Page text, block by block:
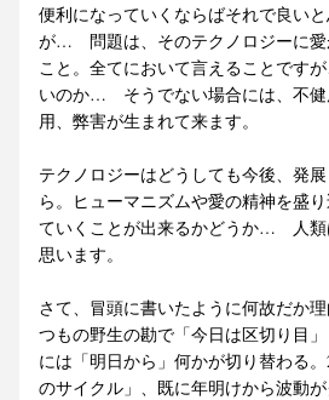
便利になっていくならばそれで良い
が…　問題は、そのテクノロジーに
こと。全てにおいて言えることです
いのか…　そうでない場合には、不
用、弊害が生まれて来ます。
テクノロジーはどうしても今後、発
ら。ヒューマニズムや愛の精神を盛
ていくことが出来るかどうか…　人
思います。
さて、冒頭に書いたように何故だか
つもの野生の勘で「今日は区切り目
には「明日から」何かが切り替わる
のサイクル」、既に年明けから波動